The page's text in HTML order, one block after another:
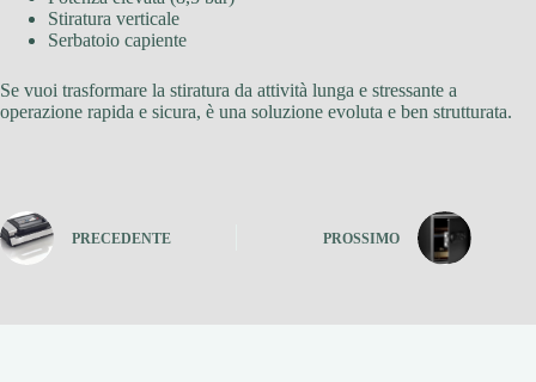
Stiratura verticale
Serbatoio capiente
Se vuoi trasformare la stiratura da attività lunga e stressante a
operazione rapida e sicura, è una soluzione evoluta e ben strutturata.
PRECEDENTE PROSSIMO